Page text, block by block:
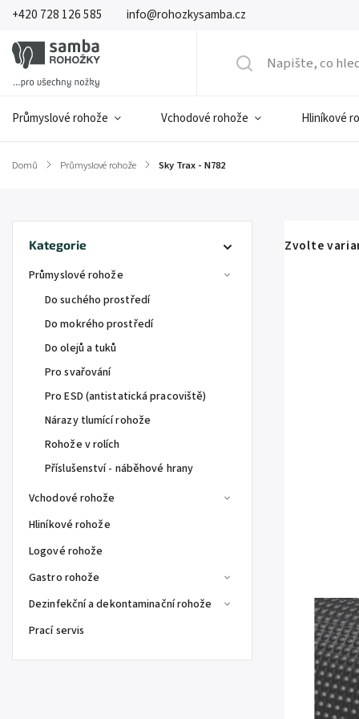
+420 728 126 585 info@rohozkysamba.cz
Průmyslové rohože Vchodové rohože Hliníkové
Domů / Průmyslové rohože / Sky Trax - N782
Kategorie
Průmyslové rohože
Do suchého prostředí
Do mokrého prostředí
Do olejů a tuků
Pro svařování
Pro ESD (antistatická pracoviště)
Nárazy tlumící rohože
Rohože v rolích
Příslušenství - náběhové hrany
Vchodové rohože
Hliníkové rohože
Logové rohože
Gastro rohože
Dezinfekční a dekontaminační rohože
Prací servis
Zvolte